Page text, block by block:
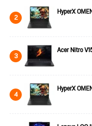
2 HyperX
3 Acer Nitro
4 HyperX